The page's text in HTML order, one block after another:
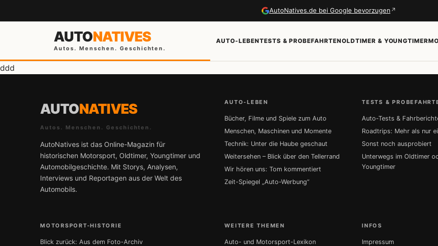
AutoNatives.de bei Google bevorzugen ↗
AUTONATIVES
Autos. Menschen. Geschichten.
AUTO-LEBENTESTS & PROBEFAHRTENOLDTIMER & YOUNGTIMER
ddd
AUTONATIVES
Autos. Menschen. Geschichten.
AutoNatives ist das Online-Magazin für
historischen Motorsport, Oldtimer, Youngtimer und
Automobilgeschichte. Mit Storys, Analysen,
Interviews und Reportagen aus der Welt des
Automobils.
AUTO-LEBEN
Bücher, Filme und Spiele zum Auto
Menschen, Maschinen und Momente
Technik: Unter die Haube geschaut
Weitersehen – Blick über den Tellerrand
Wir hören uns: Tom kommentiert
Zeit-Spiegel „Auto-Werbung“
TESTS &
Auto-Tests &
Roadtrips: Mehr als nur
Sonst noch ausprobiert
Unterwegs im Oldtimer
Youngtimer
MOTORSPORT-HISTORIE
Blick zurück: Aus dem Foto-Archiv
WEITERE THEMEN
Auto- und Motorsport-Lexikon
INFOS
Impressum